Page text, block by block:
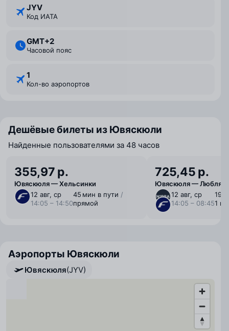
JYV
Код ИАТА
GMT+2
Часовой пояс
1
Кол-во аэропортов
Дешёвые билеты из Ювяскюли
Найденные пользователями за 48 часов
355,97 р.
Ювяскюля — Хельсинки
12 авг, ср
14:05 – 14:50
45 мин в пути /
прямой
725,45 р.
Ювяскюля — Любляна
12 авг, ср
14:05 – 08:45
19
1
Аэропорты Ювяскюли
Ювяскюля(JYV)